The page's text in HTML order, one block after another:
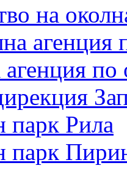
на
агенция
по
парк Рила
парк